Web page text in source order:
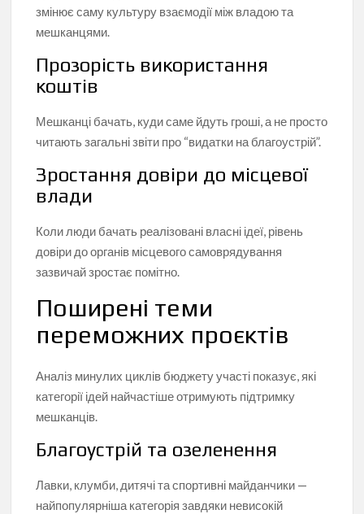
змінює саму культуру взаємодії між владою та
мешканцями.
Прозорість використання
коштів
Мешканці бачать, куди саме йдуть гроші, а не просто
читають загальні звіти про “видатки на благоустрій”.
Зростання довіри до місцевої
влади
Коли люди бачать реалізовані власні ідеї, рівень
довіри до органів місцевого самоврядування
зазвичай зростає помітно.
Поширені теми
переможних проєктів
Аналіз минулих циклів бюджету участі показує, які
категорії ідей найчастіше отримують підтримку
мешканців.
Благоустрій та озеленення
Лавки, клумби, дитячі та спортивні майданчики —
найпопулярніша категорія завдяки невисокій